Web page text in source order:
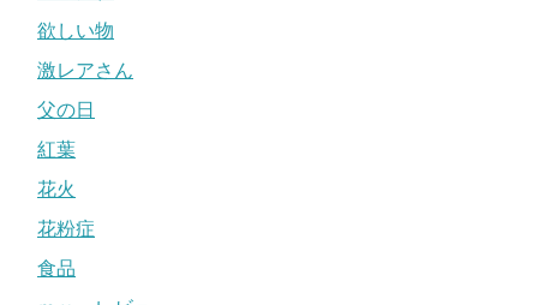
欲しい物
激レアさん
父の日
紅葉
花火
花粉症
食品